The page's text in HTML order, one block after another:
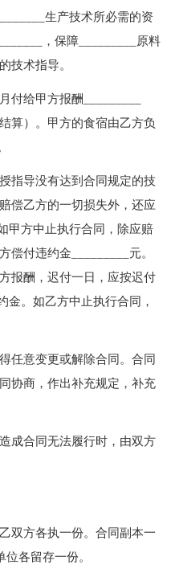
生产技术所必需的资
，保障_________原料
技术指导。
给甲方报酬_________
算）。甲方的食宿由乙方负
导没有达到合同规定的技
偿乙方的一切损失外，还应
甲方中止执行合同，除应赔
偿付违约金_________元。
报酬，迟付一日，应按迟付
金。如乙方中止执行合同，
意变更或解除合同。合同
协商，作出补充规定，补充
合同无法履行时，由双方
方各执一份。合同副本一
各留存一份。